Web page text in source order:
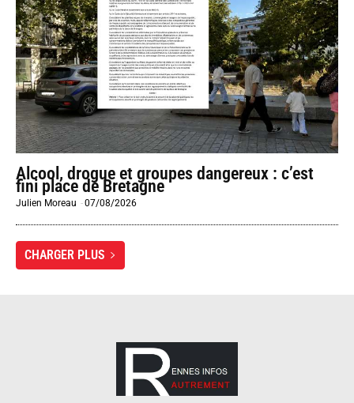
Alcool, drogue et groupes dangereux : c’est
fini place de Bretagne
Julien Moreau -07/08/2026
CHARGER PLUS